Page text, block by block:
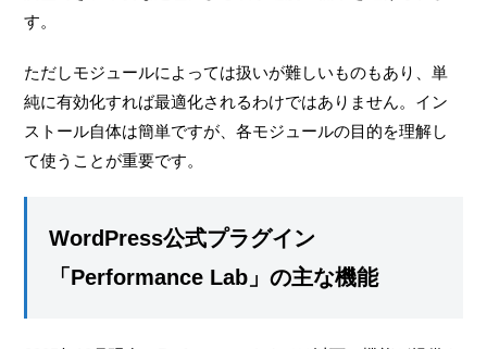
す。
ただしモジュールによっては扱いが難しいものもあり、単
純に有効化すれば最適化されるわけではありません。イン
ストール自体は簡単ですが、各モジュールの目的を理解し
て使うことが重要です。
WordPress公式プラグイン
「Performance Lab」の主な機能